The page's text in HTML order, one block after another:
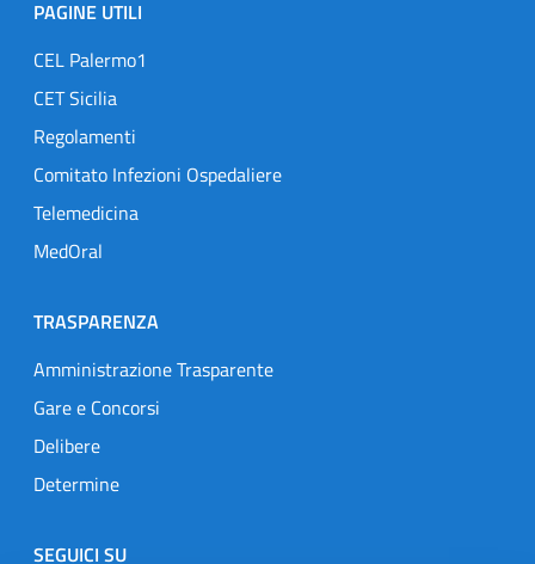
PAGINE UTILI
CEL Palermo1
CET Sicilia
Regolamenti
Comitato Infezioni Ospedaliere
Telemedicina
MedOral
TRASPARENZA
Amministrazione Trasparente
Gare e Concorsi
Delibere
Determine
SEGUICI SU